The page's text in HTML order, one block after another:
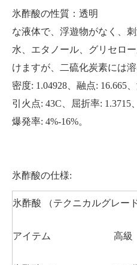
氷酢酸の性質：透明
な液体で、浮遊物がなく、
水、エタノール、グリセロ
けますが、二硫化炭素には溶
密度: 1.04928、融点: 16.665
引火点: 43C、屈折率: 1.3715
爆発率: 4%-16%。
氷酢酸の仕様:
氷酢酸 （テクニカルグレード
アイテム 高級